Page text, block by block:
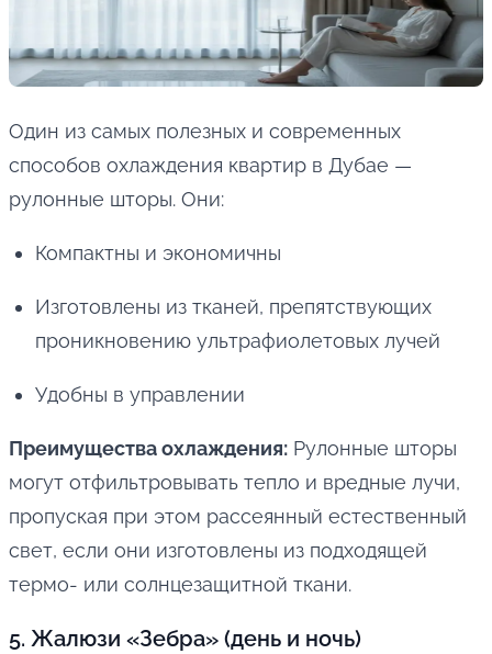
Один из самых полезных и современных
способов охлаждения квартир в Дубае —
рулонные шторы. Они:
Компактны и экономичны
Изготовлены из тканей, препятствующих
проникновению ультрафиолетовых лучей
Удобны в управлении
Преимущества охлаждения: Рулонные шторы
могут отфильтровывать тепло и вредные лучи,
пропуская при этом рассеянный естественный
свет, если они изготовлены из подходящей
термо- или солнцезащитной ткани.
5. Жалюзи «Зебра» (день и ночь)